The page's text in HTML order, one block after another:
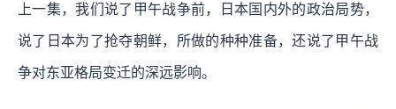
上一集，我们说了甲午战争前，日本国内外的政治局势，
说了日本为了抢夺朝鲜，所做的种种准备，还说了甲午战
争对东亚格局变迁的深远影响。